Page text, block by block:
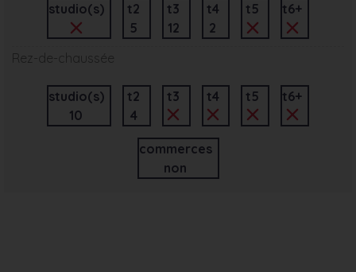
studio(s)
t2
5
t3
12
t4
2
t5 t6+
Rez-de-chaussée
studio(s)
10
t2
4
t3 t4 t5 t6+
commerces
non